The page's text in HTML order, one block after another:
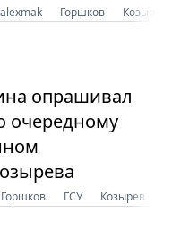
alexmak Горшков Козырев
опрашивал
очередному
Горшков ГСУ Козырев